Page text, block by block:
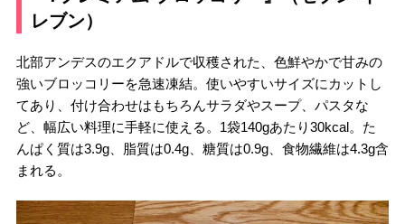
レブン）
北部アンデスのエクアドルで収穫された、色鮮やかで甘みの
強いブロッコリーを急速凍結。使いやすいサイズにカットし
てあり、付け合わせはもちろんサラダやスープ、パスタな
ど、幅広い料理に手軽に使える。1袋140gあたり30kcal。た
んぱく質は3.9g、脂質は0.4g、糖質は0.9g、食物繊維は4.3g含
まれる。